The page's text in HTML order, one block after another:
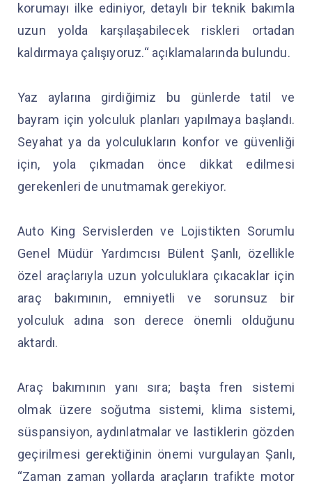
korumayı ilke ediniyor, detaylı bir teknik bakımla
uzun yolda karşılaşabilecek riskleri ortadan
kaldırmaya çalışıyoruz.“ açıklamalarında bulundu.
Yaz aylarına girdiğimiz bu günlerde tatil ve
bayram için yolculuk planları yapılmaya başlandı.
Seyahat ya da yolculukların konfor ve güvenliği
için, yola çıkmadan önce dikkat edilmesi
gerekenleri de unutmamak gerekiyor.
Auto King Servislerden ve Lojistikten Sorumlu
Genel Müdür Yardımcısı Bülent Şanlı, özellikle
özel araçlarıyla uzun yolculuklara çıkacaklar için
araç bakımının, emniyetli ve sorunsuz bir
yolculuk adına son derece önemli olduğunu
aktardı.
Araç bakımının yanı sıra; başta fren sistemi
olmak üzere soğutma sistemi, klima sistemi,
süspansiyon, aydınlatmalar ve lastiklerin gözden
geçirilmesi gerektiğinin önemi vurgulayan Şanlı,
“Zaman zaman yollarda araçların trafikte motor